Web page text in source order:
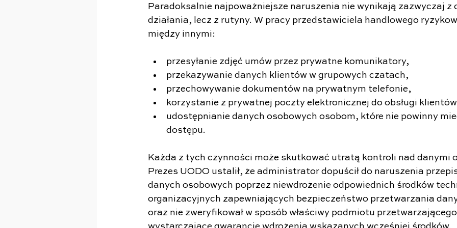
Paradoksalnie najpoważniejsze naruszenia nie wynikają zazwyczaj z
działania, lecz z rutyny. W pracy przedstawiciela handlowego
między innymi:
przesyłanie zdjęć umów przez prywatne komunikatory,
przekazywanie danych klientów w grupowych czatach,
przechowywanie dokumentów na prywatnym telefonie,
korzystanie z prywatnej poczty elektronicznej do obsługi
udostępnianie danych osobowych osobom, które nie powinny
dostępu.
Każda z tych czynności może skutkować utratą kontroli nad danymi
Prezes UODO ustalił, że administrator dopuścił do naruszenia
danych osobowych poprzez niewdrożenie odpowiednich środków
organizacyjnych zapewniających bezpieczeństwo przetwarzania
oraz nie zweryfikował w sposób właściwy podmiotu